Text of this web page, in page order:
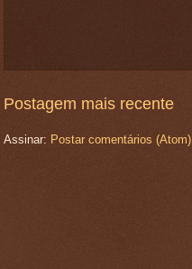
Postagem mais recente
Assinar: Postar comentários (Atom)